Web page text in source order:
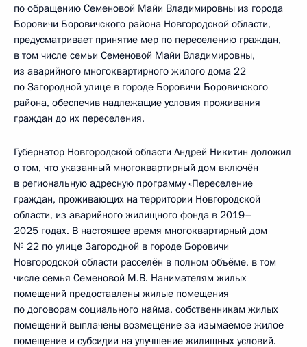
по обращению Семеновой Майи Владимировны из города
Боровичи Боровичского района Новгородской области,
предусматривает принятие мер по переселению граждан,
в том числе семьи Семеновой Майи Владимировны,
из аварийного многоквартирного жилого дома 22
по Загородной улице в городе Боровичи Боровичского
района, обеспечив надлежащие условия проживания
граждан до их переселения.
Губернатор Новгородской области Андрей Никитин доложил
о том, что указанный многоквартирный дом включён
в региональную адресную программу «Переселение
граждан, проживающих на территории Новгородской
области, из аварийного жилищного фонда в 2019–
2025 годах. В настоящее время многоквартирный дом
№ 22 по улице Загородной в городе Боровичи
Новгородской области расселён в полном объёме, в том
числе семья Семеновой М.В. Нанимателям жилых
помещений предоставлены жилые помещения
по договорам социального найма, собственникам жилых
помещений выплачены возмещение за изымаемое жилое
помещение и субсидии на улучшение жилищных условий.